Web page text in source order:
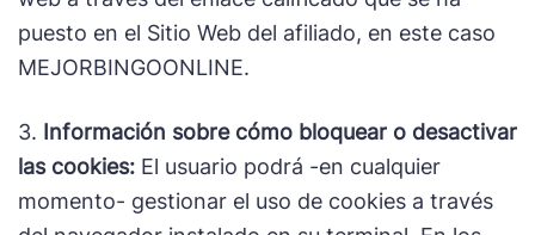
puesto en el Sitio Web del afiliado, en este caso
MEJORBINGOONLINE.
3. Información sobre cómo bloquear o desactivar
las cookies: El usuario podrá -en cualquier
momento- gestionar el uso de cookies a través